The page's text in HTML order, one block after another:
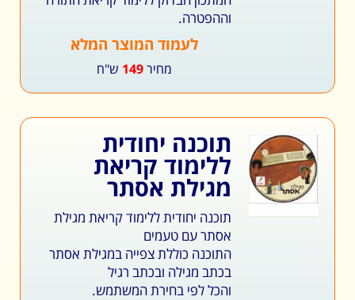
וההפטרה.
לעמוד המוצר המלא
מחיר149 ש"ח
תוכנה יחודית
ללימוד קריאת
מגילת אסתר
תוכנה יחודית ללימוד קריאת מגילת
אסתר עם טעמים
התוכנה כוללת צפייה במגילת אסתר
בכתב מגילה ובכתב רגיל
והכל לפי בחירת המשתמש.